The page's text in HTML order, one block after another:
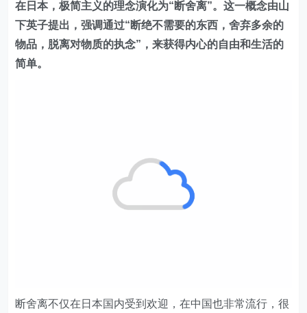
在日本，极简主义的理念演化为“断舍离”。这一概念由山
下英子提出，强调通过“断绝不需要的东西，舍弃多余的
物品，脱离对物质的执念”，来获得内心的自由和生活的
简单。
断舍离不仅在日本国内受到欢迎，在中国也非常流行，很